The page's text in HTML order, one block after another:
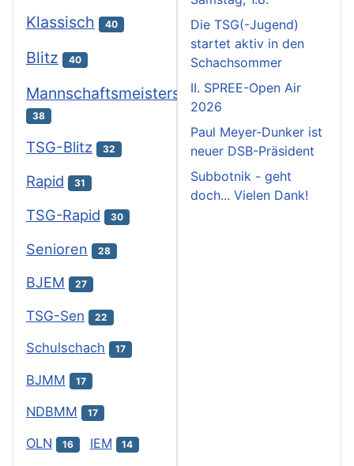
Klassisch 40
Blitz 40
Mannschaftsmeisterschaften
38
TSG-Blitz 32
Rapid 31
TSG-Rapid 30
Senioren 28
BJEM 27
TSG-Sen 22
Schulschach 17
BJMM 17
NDBMM 17
OLN 16 IEM 14
Die TSG(-Jugend)
startet aktiv in den
Schachsommer
II. SPREE-Open Air
2026
Paul Meyer-Dunker ist
neuer DSB-Präsident
Subbotnik - geht
doch... Vielen Dank!